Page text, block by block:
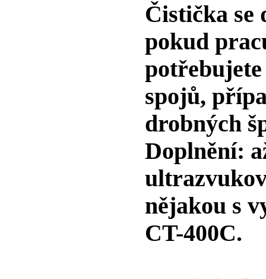
Čistička se
pokud
spojů,
drobných
Doplnění:
nějakou s
CT-400C.